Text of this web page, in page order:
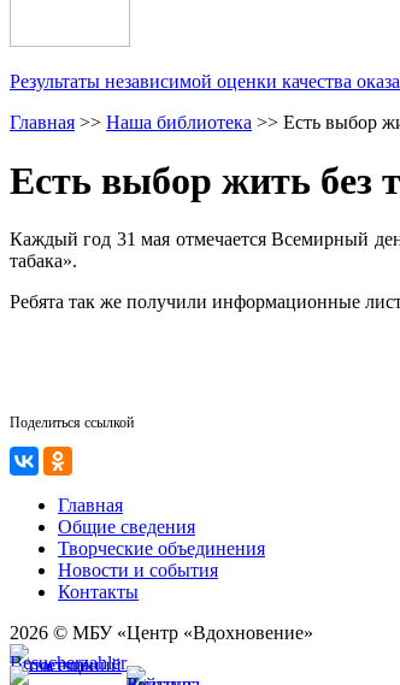
Результаты независимой оценки качества
Главная >> Наша библиотека >> Есть выбор
Есть выбор жить без
Каждый год 31 мая отмечается Всемирный
табака».
Ребята так же получили информационные
Поделиться ссылкой
Главная
Общие сведения
Творческие объединения
Новости и события
Контакты
2026 © МБУ «Центр «Вдохновение»